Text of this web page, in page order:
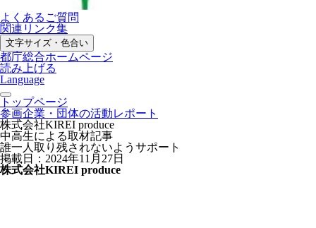
よくあるご質問
関連リンク集
文字サイズ・色合い
都庁総合ホームページ
読み上げる
Language
トップページ
参画企業・団体の活動レポート
株式会社KIREI produce
中高生による取材記事
誰一人取り残されないようサポート
掲載日：2024年11月27日
株式会社KIREI produce